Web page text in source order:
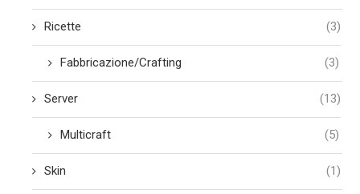
Ricette (3)
Fabbricazione/Crafting (3)
Server (13)
Multicraft (5)
Skin (1)